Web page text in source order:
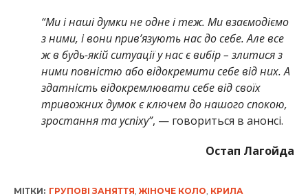
“Ми і наші думки не одне і теж. Ми взаємодіємо
з ними, і вони прив’язують нас до себе. Але все
ж в будь-якій ситуації у нас є вибір – злитися з
ними повністю або відокремити себе від них. А
здатність відокремлювати себе від своїх
тривожних думок є ключем до нашого спокою,
зростання та успіху”, — говориться в анонсі.
Остап Лагойда
МІТКИ: ГРУПОВІ ЗАНЯТТЯ ЖІНОЧЕ КОЛО КРИЛА